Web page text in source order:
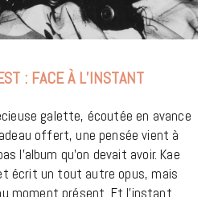
: FACE À L’INSTANT
galette, écoutée en avance
offert, une pensée vient à
l’album qu’on devait avoir. Kae
écrit un tout autre opus, mais
moment présent. Et l’instant